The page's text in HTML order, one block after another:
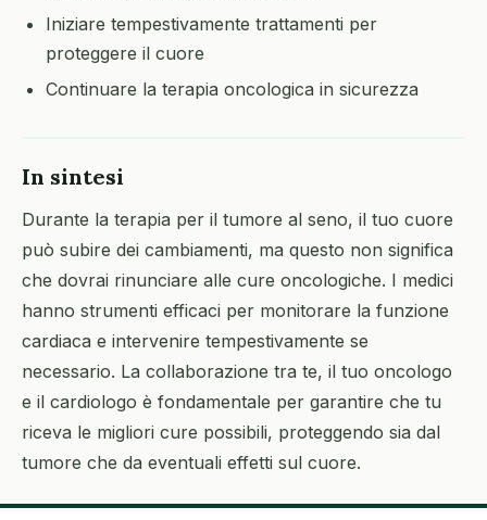
Iniziare tempestivamente trattamenti per
proteggere il cuore
Continuare la terapia oncologica in sicurezza
In sintesi
Durante la terapia per il tumore al seno, il tuo cuore
può subire dei cambiamenti, ma questo non significa
che dovrai rinunciare alle cure oncologiche. I medici
hanno strumenti efficaci per monitorare la funzione
cardiaca e intervenire tempestivamente se
necessario. La collaborazione tra te, il tuo oncologo
e il cardiologo è fondamentale per garantire che tu
riceva le migliori cure possibili, proteggendo sia dal
tumore che da eventuali effetti sul cuore.